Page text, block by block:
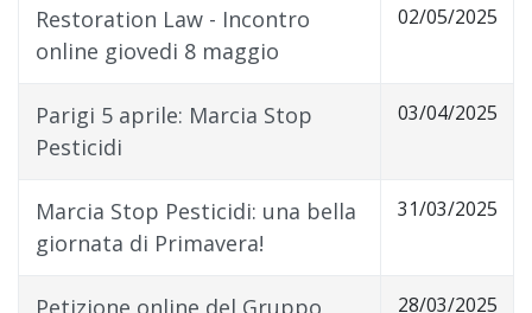
Restoration Law - Incontro
online giovedi 8 maggio
02/05/2025
Parigi 5 aprile: Marcia Stop
Pesticidi
03/04/2025
Marcia Stop Pesticidi: una bella
giornata di Primavera!
31/03/2025
28/03/2025